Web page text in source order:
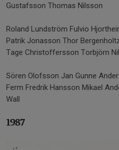
Gustafsson Thomas Nilsson
Roland Lundström Fulvio
Patrik Jonasson Thor
Tage Christoffersson Torbjörn
Sören Olofsson Jan Gunne
Ferm Fredrik Hansson Mikael
Wall
1987